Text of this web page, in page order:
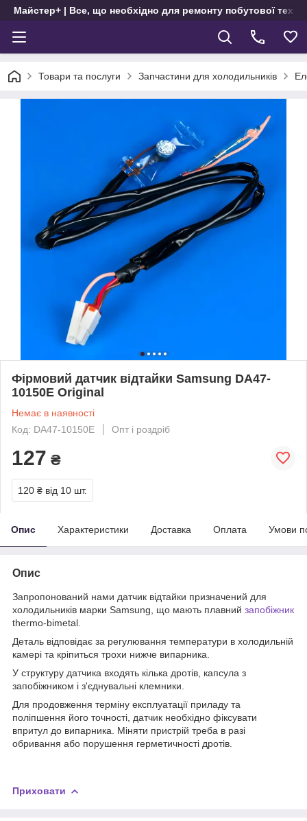
Майстер+ | Все, що необхідно для ремонту побутової
Товари та послуги Запчастини для холодильників
Фірмовий датчик відтайки Samsung DA47-
10150E Original
Немає в наявності
Код: DA47-10150E
Опт і роздріб
127 ₴
120 ₴ від 10 шт.
Опис Характеристики Доставка Оплата Умови
Опис
Запропонований нами датчик відтайки призначений для
холодильників марки Samsung, що мають плавний запобіжник
thermo-bimetal.
Деталь відповідає за регулювання температури в холодильній
камері та кріпиться трохи нижче випарника.
У структуру датчика входять кілька дротів, капсула з
запобіжником і з'єднувальні клемники.
Для продовження терміну експлуатації приладу та
поліпшення його точності, датчик необхідно фіксувати
впритул до випарника. Міняти пристрій треба в разі
обривання або порушення герметичності дротів.
Приховати